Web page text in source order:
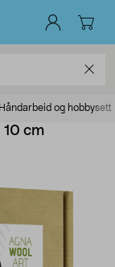
Håndarbeid og hobbysett
cm